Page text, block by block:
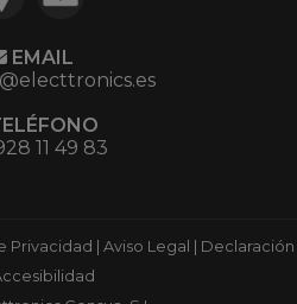
EMAIL
11 49 83
Privacidad Aviso Legal
Declaración